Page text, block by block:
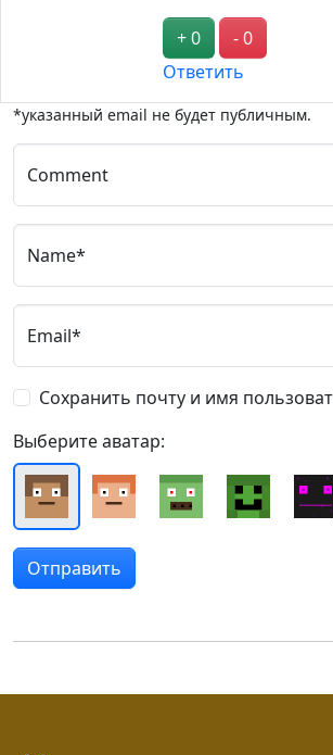
+ 0
- 0
Ответить
*указанный email не будет публичным.
Comment
Name*
Email*
Сохранить почту и имя
Выберите аватар: